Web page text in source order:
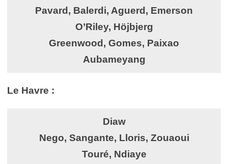
Pavard, Balerdi, Aguerd, Emerson
O’Riley, Höjbjerg
Greenwood, Gomes, Paixao
Aubameyang
Le Havre :
Diaw
Nego, Sangante, Lloris, Zouaoui
Touré, Ndiaye